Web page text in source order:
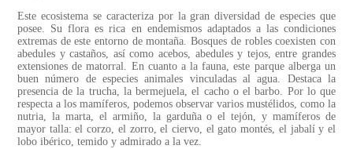
Este ecosistema se caracteriza por la gran diversidad de especies que
posee. Su flora es rica en endemismos adaptados a las condiciones
extremas de este entorno de montaña. Bosques de robles coexisten con
abedules y castaños, así como acebos, abedules y tejos, entre grandes
extensiones de matorral. En cuanto a la fauna, este parque alberga un
buen número de especies animales vinculadas al agua. Destaca la
presencia de la trucha, la bermejuela, el cacho o el barbo. Por lo que
respecta a los mamíferos, podemos observar varios mustélidos, como la
nutria, la marta, el armiño, la garduña o el tejón, y mamíferos de
mayor talla: el corzo, el zorro, el ciervo, el gato montés, el jabalí y el
lobo ibérico, temido y admirado a la vez.